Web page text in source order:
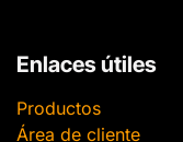
Enlaces útiles
Productos
Área de cliente